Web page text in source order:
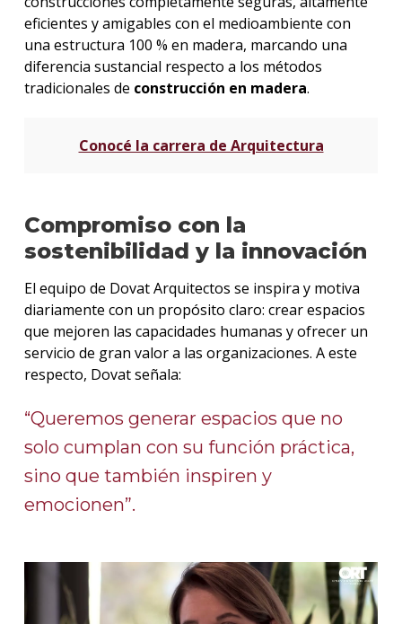
eficientes y amigables con el medioambiente con
una estructura 100 % en madera, marcando una
diferencia sustancial respecto a los métodos
tradicionales de construcción en madera.
Conocé la carrera de Arquitectura
Compromiso con la
sostenibilidad y la innovación
El equipo de Dovat Arquitectos se inspira y motiva
diariamente con un propósito claro: crear espacios
que mejoren las capacidades humanas y ofrecer un
servicio de gran valor a las organizaciones. A este
respecto, Dovat señala:
“Queremos generar espacios que no
solo cumplan con su función práctica,
sino que también inspiren y
emocionen”.